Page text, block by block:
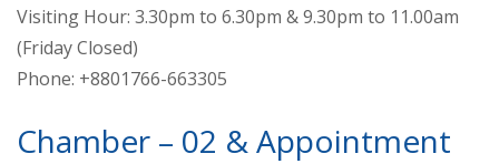
Visiting Hour: 3.30pm to 6.30pm & 9.30pm to 11.00am
(Friday Closed)
Phone: +8801766-663305
Chamber – 02 & Appointment